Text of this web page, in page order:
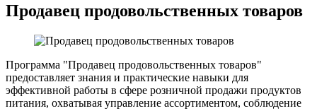
Продавец продовольственных товаров
Программа "Продавец продовольственных товаров"
предоставляет знания и практические навыки для
эффективной работы в сфере розничной продажи продуктов
питания, охватывая управление ассортиментом, соблюдение